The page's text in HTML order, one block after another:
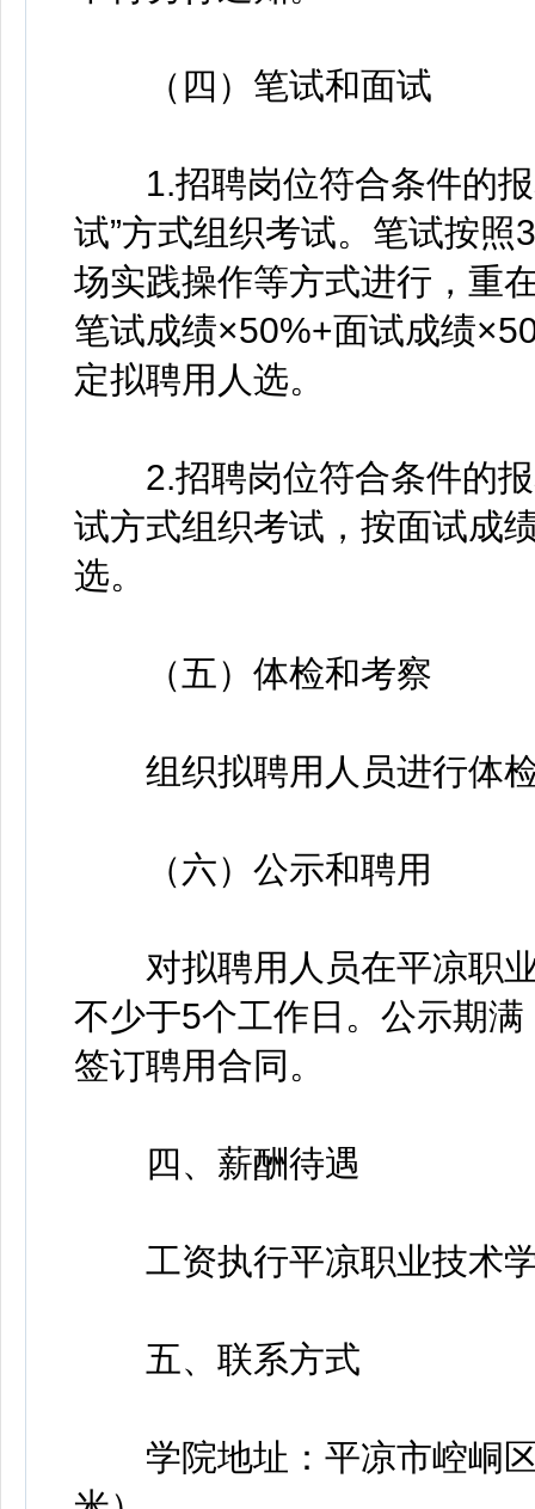
（四）笔试和面试
1.招聘岗位符合条件的报
试”方式组织考试。笔试按
场实践操作等方式进行，重
笔试成绩×50%+面试成绩
定拟聘用人选。
2.招聘岗位符合条件的报
试方式组织考试，按面试成
选。
（五）体检和考察
组织拟聘用人员进行体检
（六）公示和聘用
对拟聘用人员在平凉职业
不少于5个工作日。公示期
签订聘用合同。
四、薪酬待遇
工资执行平凉职业技术学
五、联系方式
学院地址：平凉市崆峒区